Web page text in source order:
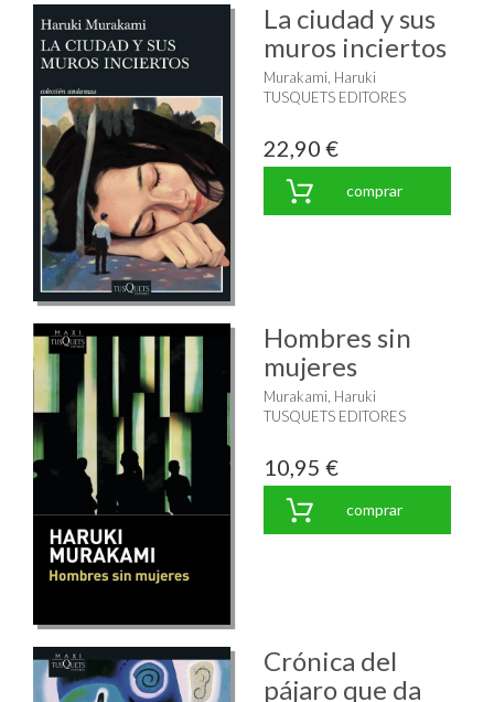
La ciudad y sus
muros inciertos
Murakami, Haruki
TUSQUETS EDITORES
22,90 €
comprar
Hombres sin
mujeres
Murakami, Haruki
TUSQUETS EDITORES
10,95 €
comprar
Crónica del
pájaro que da